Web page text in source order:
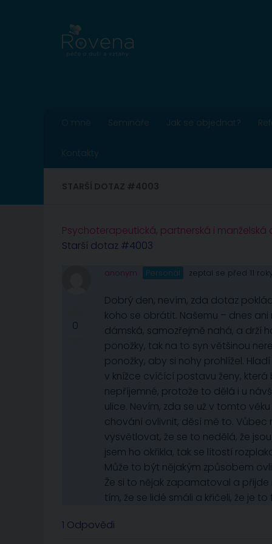
O mně Semináře Jak se objednat?
Kontakty
Psychoterapeutická, partnerská i
Starší dotaz #4003
0
anonym Personál zeptal se před 11 roky
Dobrý den, nevím, zda dotaz
koho se obrátit. Našemu – dnes
dámská, samozřejmě nahá, a drží
ponožky, tak na to syn většinou
ponožky, aby si nohy prohlížel.
v knížce cvíčící postavu ženy, která
nepříjemné, protože to dělá i u
ulice. Nevím, zda se už v tomto
chování ovlivnit, děsí mě to. Vůbec
vysvětlovat, že se to nedělá, že
jsem ho okřikla, tak se lítostí
Může to být nějakým způsobem
Že si to nějak zapamatoval a přijde
tím, že se lidé smáli a křičeli, že je
1 Odpovědi